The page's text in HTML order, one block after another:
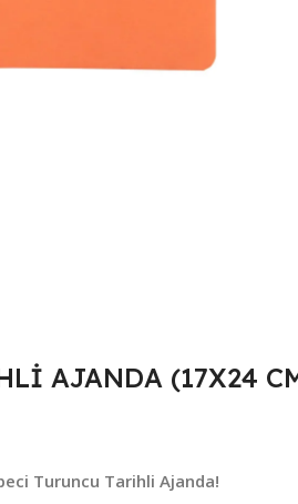
AJANDA (17X24
Turuncu Tarihli Ajanda!